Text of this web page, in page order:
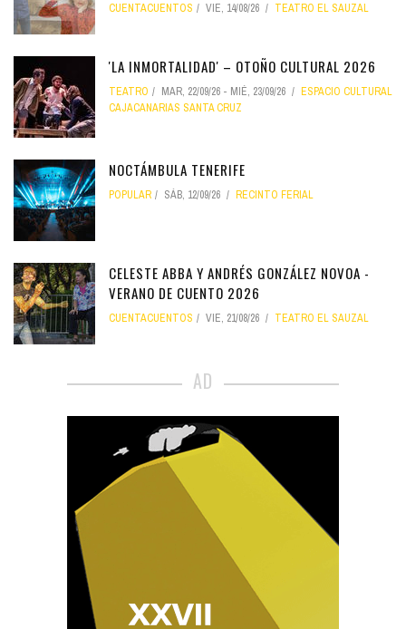
CUENTACUENTOS VIE, 14/08/26 TEATRO EL SAUZAL
'LA INMORTALIDAD' – OTOÑO CULTURAL 2026
TEATRO MAR, 22/09/26 - MIÉ, 23/09/26
ESPACIO CULTURAL
CAJACANARIAS SANTA CRUZ
NOCTÁMBULA TENERIFE
POPULAR SÁB, 12/09/26 RECINTO FERIAL
CELESTE ABBA Y ANDRÉS GONZÁLEZ NOVOA -
VERANO DE CUENTO 2026
CUENTACUENTOS VIE, 21/08/26 TEATRO EL SAUZAL
AD